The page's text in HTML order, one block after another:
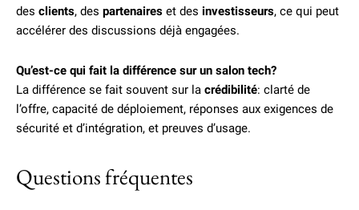
des clients, des partenaires et des investisseurs, ce qui peut
accélérer des discussions déjà engagées.
Qu’est-ce qui fait la différence sur un salon tech?
La différence se fait souvent sur la crédibilité: clarté de
l’offre, capacité de déploiement, réponses aux exigences de
sécurité et d’intégration, et preuves d’usage.
Questions fréquentes